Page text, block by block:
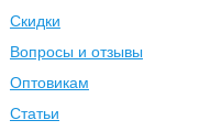
Скидки
Вопросы и отзывы
Оптовикам
Статьи